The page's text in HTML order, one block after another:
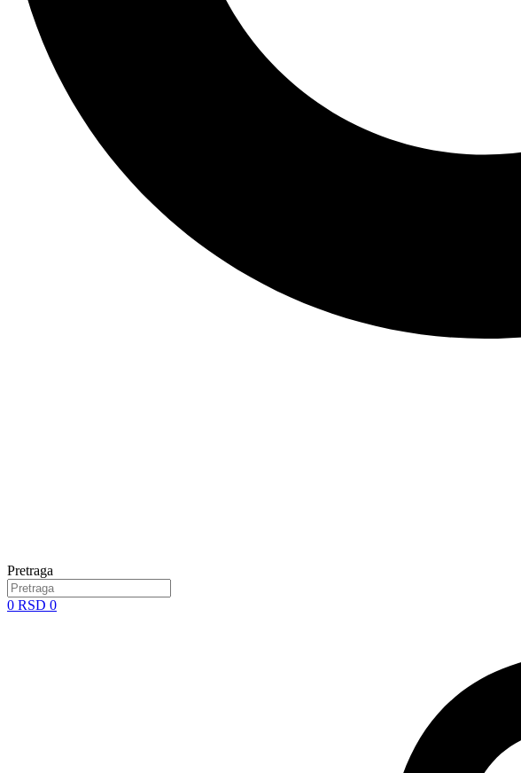
Pretraga
0 RSD 0